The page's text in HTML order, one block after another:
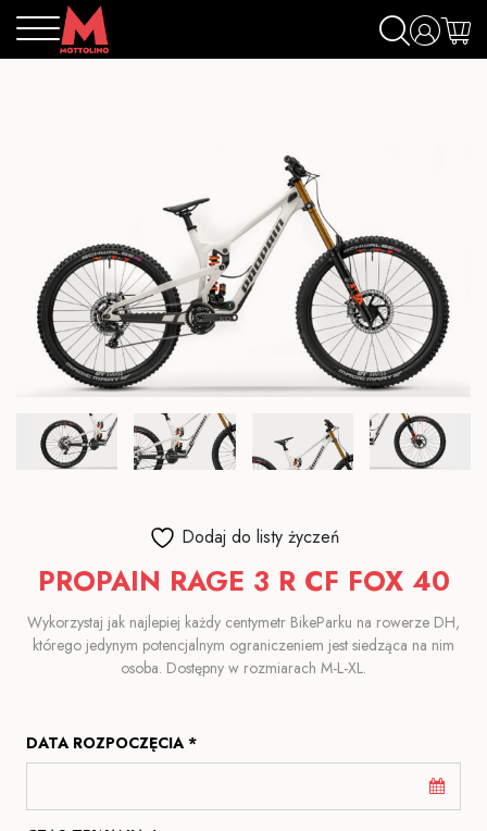
Dodaj do listy życzeń
PROPAIN RAGE 3 R CF FOX 40
Wykorzystaj jak najlepiej każdy centymetr BikeParku na rowerze DH,
którego jedynym potencjalnym ograniczeniem jest siedząca na nim
osoba. Dostępny w rozmiarach M-L-XL.
DATA ROZPOCZĘCIA *